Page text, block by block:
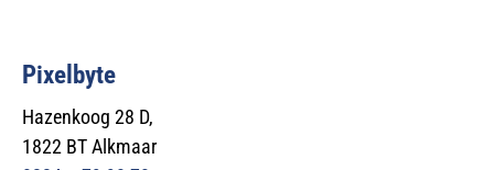
Pixelbyte
Hazenkoog 28 D,
1822 BT Alkmaar